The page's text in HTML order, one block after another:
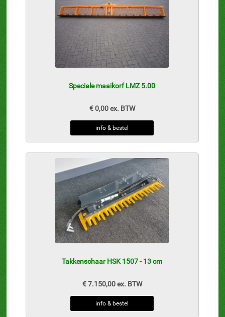
Speciale maaikorf LMZ 5.00
€ 0,00 ex. BTW
info & bestel
Takkenschaar HSK 1507 - 13 cm
€ 7.150,00 ex. BTW
info & bestel